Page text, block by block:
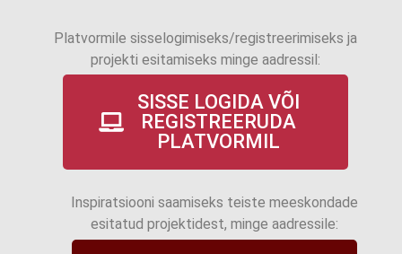
Platvormile sisselogimiseks/registreerimiseks ja
projekti esitamiseks minge aadressil:
SISSE LOGIDA VÕI
REGISTREERUDA
PLATVORMIL
Inspiratsiooni saamiseks teiste meeskondade
esitatud projektidest, minge aadressile: